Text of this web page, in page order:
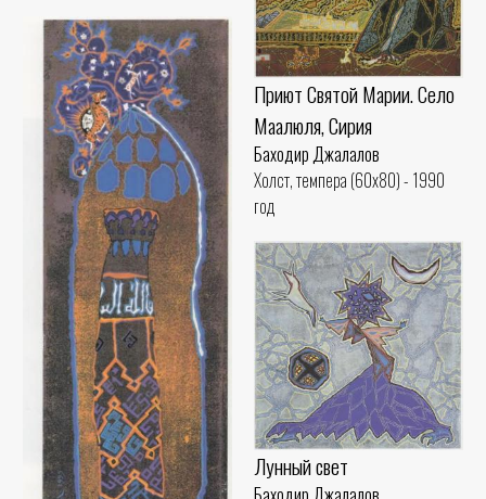
Приют Святой Марии. Село
Маалюля, Сирия
Баходир Джалалов
Холст, темпера (60x80) - 1990
год
Лунный свет